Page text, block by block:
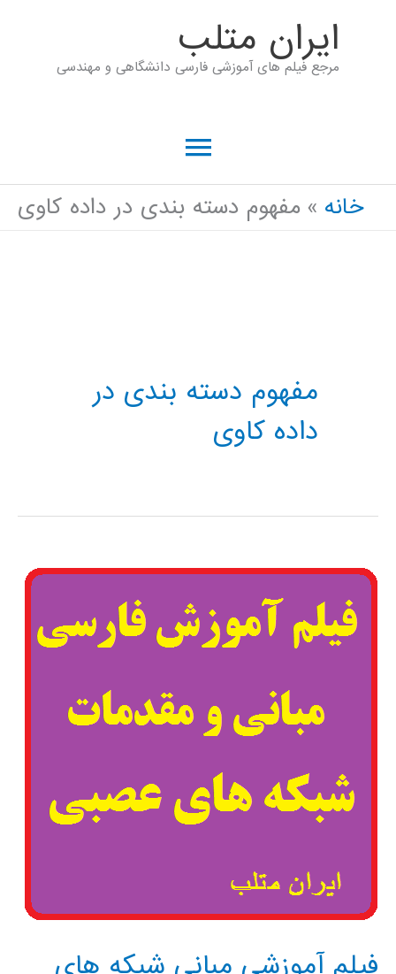
ايران متلب
مرجع فیلم های آموزشی فارسی دانشگاهی و مهندسی
فهرست
اصلی
خانه مفهوم دسته بندی در داده کاوی
مفهوم دسته بندی در
داده کاوی